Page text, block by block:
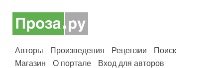
Авторы Произведения Рецензии
Поиск
Магазин
О портале Вход для авторов